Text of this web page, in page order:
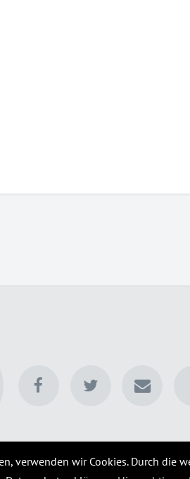
verwenden wir Cookies. Durch die
bilder.cosplay-ball.de